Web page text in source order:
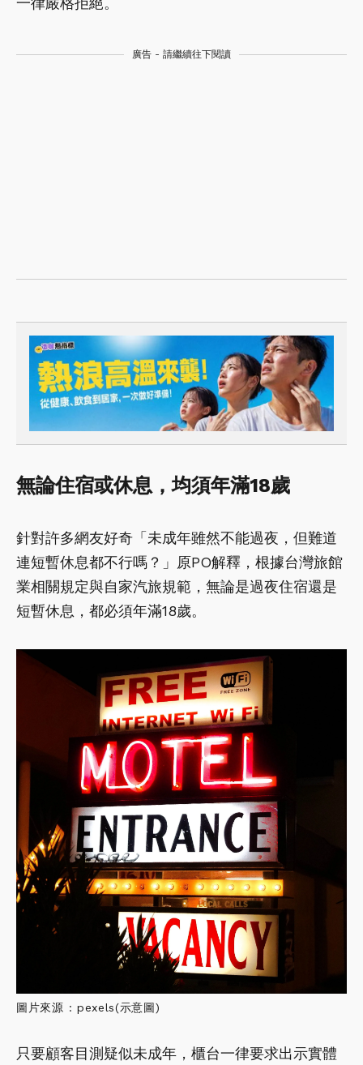
廣告 - 請繼續往下閱讀
無論住宿或休息，均須年滿18歲
針對許多網友好奇「未成年雖然不能過夜，但難道
連短暫休息都不行嗎？」原PO解釋，根據台灣旅館
業相關規定與自家汽旅規範，無論是過夜住宿還是
短暫休息，都必須年滿18歲。
圖片來源 : pexels(示意圖)
只要顧客目測疑似未成年，櫃台一律要求出示實體